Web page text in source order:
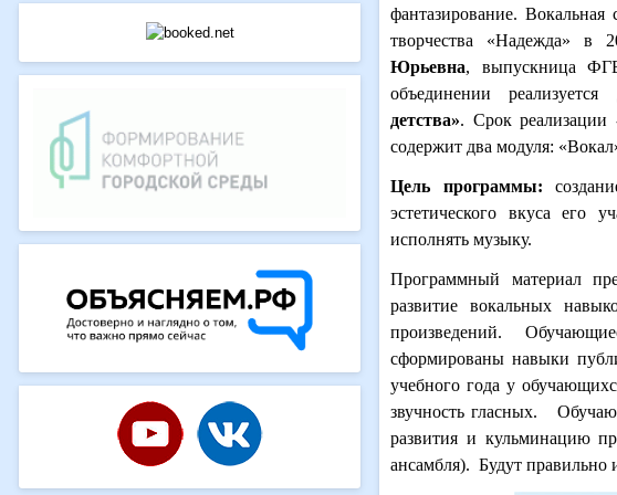
фантазирование. Вокальная
творчества «Надежда» в
Юрьевна, выпускница
объединении
детства». Срок реализации
содержит два модуля:
Цель программы:
эстетического вкуса его
исполнять музыку.
Программный материал
развитие вокальных
произведений.
сформированы навыки
учебного года у
звучность гласных.
развития и кульминацию
ансамбля). Будут правильно